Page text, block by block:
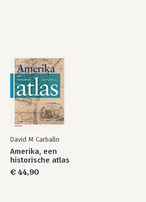
David M Carballo
Amerika, een
historische atlas
€ 44,90